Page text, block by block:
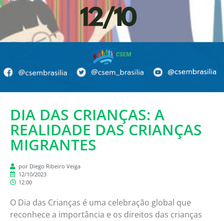
DIA DAS CRIANÇAS: A
REALIDADE DAS CRIANÇAS
MIGRANTES
por Diego Ribeiro Veiga
12/10/2023
12:00
O Dia das Crianças é uma celebração global que
reconhece a importância e os direitos das crianças